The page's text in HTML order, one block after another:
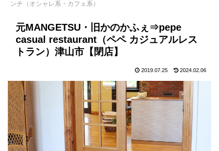
ンチ（オシャレ系・カフェ系）
元MANGETSU・旧かのかふぇ⇒pepe
casual restaurant（ペペ カジュアルレス
トラン）津山市【閉店】
2019.07.25 2024.02.06